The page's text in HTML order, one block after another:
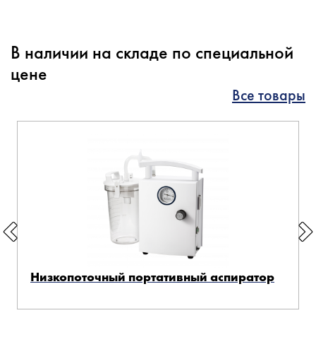
В наличии на складе по специальной
цене
Все товары
Низкопоточный портативный аспиратор